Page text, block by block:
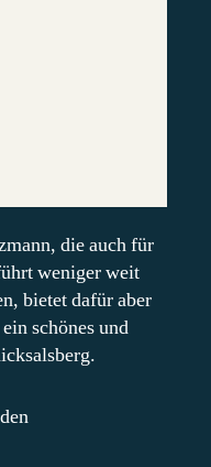
die auch für
weniger weit
bietet dafür aber
schönes und